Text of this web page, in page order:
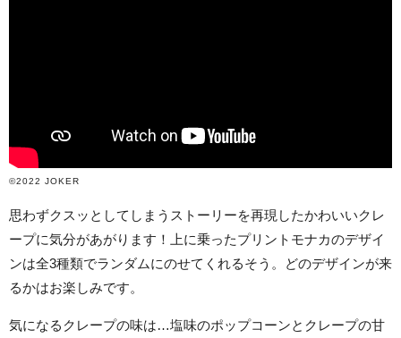
©2022 JOKER
思わずクスッとしてしまうストーリーを再現したかわいいクレ
ープに気分があがります！上に乗ったプリントモナカのデザイ
ンは全3種類でランダムにのせてくれるそう。どのデザインが来
るかはお楽しみです。
気になるクレープの味は…塩味のポップコーンとクレープの甘